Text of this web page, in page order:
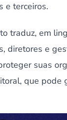
e terceiros.
traduz, em
diretores e
suas
que pode